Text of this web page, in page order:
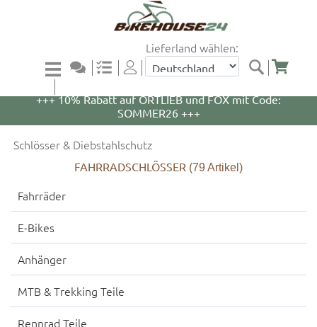
Lieferland wählen:
+++ 5% Rabatt auf WOOM Bikes und Zubehör mit
+++ 10% Rabatt auf ORTLIEB und FOX mit Code:
SOMMER26 +++
Schlösser & Diebstahlschutz
FAHRRADSCHLÖSSER (79Artikel)
Fahrräder
E-Bikes
Anhänger
MTB & Trekking Teile
Rennrad Teile